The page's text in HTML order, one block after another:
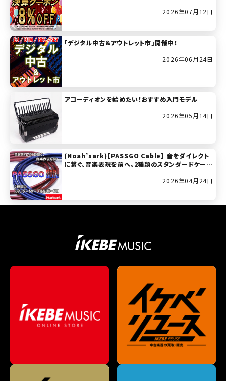
2026年07月12日
「デジタル中古＆アウトレット市」開催中！
2026年06月24日
アコーディオンを始めたい！おすすめ入門モデル
2026年05月14日
(Noah’sark)【PASSGO Cable】 音をダイレクト
に繋ぐ、音楽表現を前へ。2種類のスタンダードケーブ
2026年04月24日